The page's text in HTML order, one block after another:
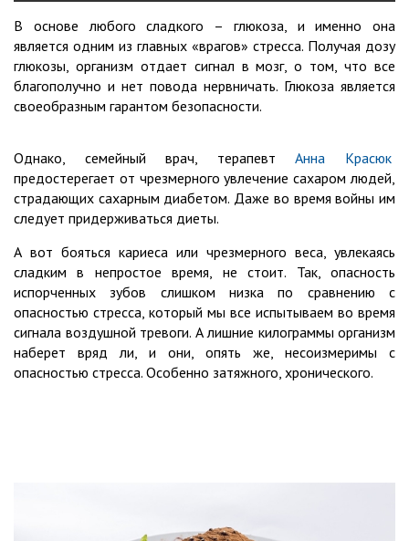
В основе любого сладкого – глюкоза, и именно она
является одним из главных «врагов» стресса. Получая дозу
глюкозы, организм отдает сигнал в мозг, о том, что все
благополучно и нет повода нервничать. Глюкоза является
своеобразным гарантом безопасности.
Однако, семейный врач, терапевтАнна Красюк
предостерегает от чрезмерного увлечение сахаром людей,
страдающих сахарным диабетом. Даже во время войны им
следует придерживаться диеты.
А вот бояться кариеса или чрезмерного веса, увлекаясь
сладким в непростое время, не стоит. Так, опасность
испорченных зубов слишком низка по сравнению с
опасностью стресса, который мы все испытываем во время
сигнала воздушной тревоги. А лишние килограммы организм
наберет вряд ли, и они, опять же, несоизмеримы с
опасностью стресса. Особенно затяжного, хронического.